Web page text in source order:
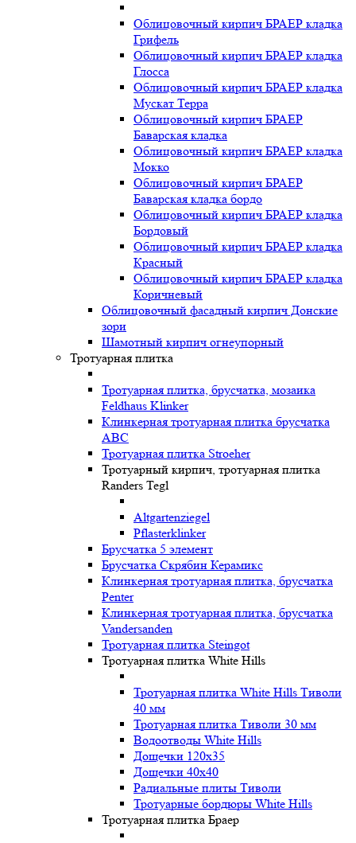
Облицовочный кирпич БРАЕР кладка
Грифель
Облицовочный кирпич БРАЕР кладка
Глосса
Облицовочный кирпич БРАЕР кладка
Мускат Терра
Облицовочный кирпич БРАЕР
Баварская кладка
Облицовочный кирпич БРАЕР кладка
Мокко
Облицовочный кирпич БРАЕР
Баварская кладка бордо
Облицовочный кирпич БРАЕР кладка
Бордовый
Облицовочный кирпич БРАЕР кладка
Красный
Облицовочный кирпич БРАЕР кладка
Коричневый
Облицовочный фасадный кирпич Донские
зори
Шамотный кирпич огнеупорный
Тротуарная плитка
Тротуарная плитка, брусчатка, мозаика
Feldhaus Klinker
Клинкерная тротуарная плитка брусчатка
ABC
Тротуарная плитка Stroeher
Тротуарный кирпич, тротуарная плитка
Randers Tegl
Altgartenziegel
Pflasterklinker
Брусчатка 5 элемент
Брусчатка Скрябин Керамикс
Клинкерная тротуарная плитка, брусчатка
Penter
Клинкерная тротуарная плитка, брусчатка
Vandersanden
Тротуарная плитка Steingot
Тротуарная плитка White Hills
Тротуарная плитка White Hills Тиволи
40 мм
Тротуарная плитка Тиволи 30 мм
Водоотводы White Hills
Дощечки 120x35
Дощечки 40x40
Радиальные плиты Тиволи
Тротуарные бордюры White Hills
Тротуарная плитка Браер